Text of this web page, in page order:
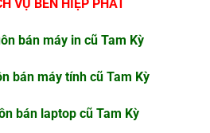
VỤ BÊN HIỆP PHÁT
bán máy in cũ Tam Kỳ
bán máy tính cũ Tam Kỳ
bán laptop cũ Tam Kỳ